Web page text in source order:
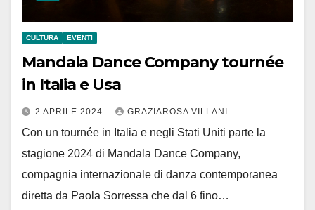
CULTURA EVENTI
Mandala Dance Company tournée
in Italia e Usa
2 APRILE 2024 GRAZIAROSA VILLANI
Con un tournée in Italia e negli Stati Uniti parte la
stagione 2024 di Mandala Dance Company,
compagnia internazionale di danza contemporanea
diretta da Paola Sorressa che dal 6 fino…